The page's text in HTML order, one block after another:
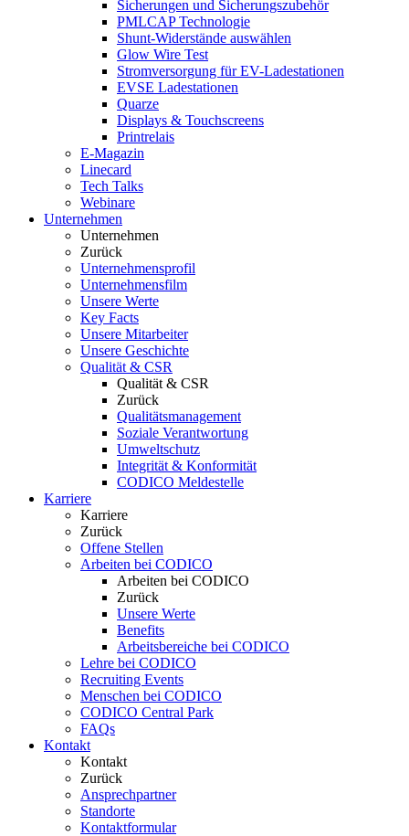
Sicherungen und Sicherungszubehör
PMLCAP Technologie
Shunt-Widerstände auswählen
Glow Wire Test
Stromversorgung für EV-Ladestationen
EVSE Ladestationen
Quarze
Displays & Touchscreens
Printrelais
E-Magazin
Linecard
Tech Talks
Webinare
Unternehmen
Unternehmen
Zurück
Unternehmensprofil
Unternehmensfilm
Unsere Werte
Key Facts
Unsere Mitarbeiter
Unsere Geschichte
Qualität & CSR
Qualität & CSR
Zurück
Qualitätsmanagement
Soziale Verantwortung
Umweltschutz
Integrität & Konformität
CODICO Meldestelle
Karriere
Karriere
Zurück
Offene Stellen
Arbeiten bei CODICO
Arbeiten bei CODICO
Zurück
Unsere Werte
Benefits
Arbeitsbereiche bei CODICO
Lehre bei CODICO
Recruiting Events
Menschen bei CODICO
CODICO Central Park
FAQs
Kontakt
Kontakt
Zurück
Ansprechpartner
Standorte
Kontaktformular